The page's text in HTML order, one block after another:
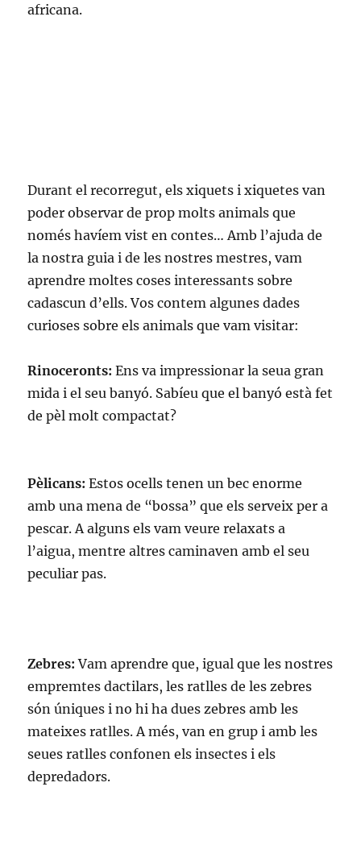
africana.
Durant el recorregut, els xiquets i xiquetes van
poder observar de prop molts animals que
només havíem vist en contes… Amb l’ajuda de
la nostra guia i de les nostres mestres, vam
aprendre moltes coses interessants sobre
cadascun d’ells. Vos contem algunes dades
curioses sobre els animals que vam visitar:
Rinoceronts: Ens va impressionar la seua gran
mida i el seu banyó. Sabíeu que el banyó està fet
de pèl molt compactat?
Pèlicans: Estos ocells tenen un bec enorme
amb una mena de “bossa” que els serveix per a
pescar. A alguns els vam veure relaxats a
l’aigua, mentre altres caminaven amb el seu
peculiar pas.
Zebres: Vam aprendre que, igual que les nostres
empremtes dactilars, les ratlles de les zebres
són úniques i no hi ha dues zebres amb les
mateixes ratlles. A més, van en grup i amb les
seues ratlles confonen els insectes i els
depredadors.